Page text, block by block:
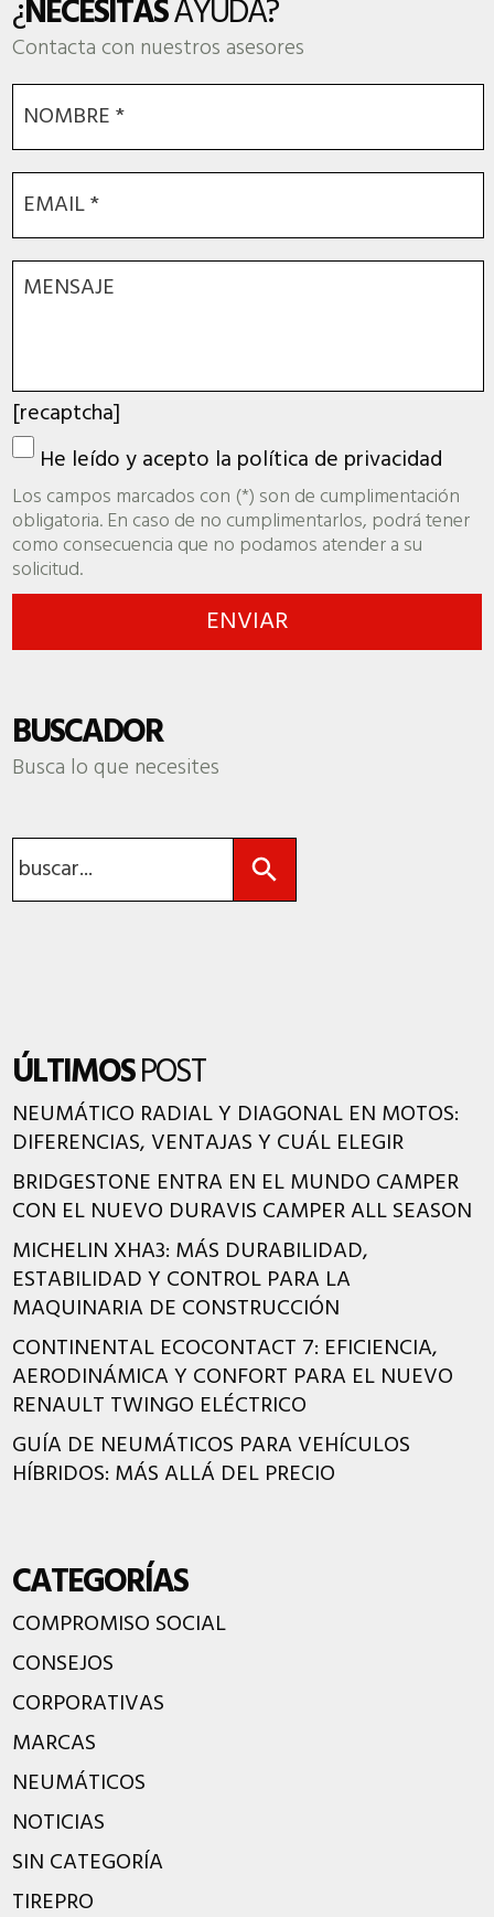
¿NECESITASAYUDA?
Contacta con nuestros asesores
[recaptcha]
He leído y acepto la política de privacidad
Los campos marcados con (*) son de cumplimentación
obligatoria. En caso de no cumplimentarlos, podrá tener
como consecuencia que no podamos atender a su
solicitud.
BUSCADOR
Busca lo que necesites
ÚLTIMOSPOST
NEUMÁTICO RADIAL Y DIAGONAL EN MOTOS:
DIFERENCIAS, VENTAJAS Y CUÁL ELEGIR
BRIDGESTONE ENTRA EN EL MUNDO CAMPER
CON EL NUEVO DURAVIS CAMPER ALL SEASON
MICHELIN XHA3: MÁS DURABILIDAD,
ESTABILIDAD Y CONTROL PARA LA
MAQUINARIA DE CONSTRUCCIÓN
CONTINENTAL ECOCONTACT 7: EFICIENCIA,
AERODINÁMICA Y CONFORT PARA EL NUEVO
RENAULT TWINGO ELÉCTRICO
GUÍA DE NEUMÁTICOS PARA VEHÍCULOS
HÍBRIDOS: MÁS ALLÁ DEL PRECIO
CATEGORÍAS
COMPROMISO SOCIAL
CONSEJOS
CORPORATIVAS
MARCAS
NEUMÁTICOS
NOTICIAS
SIN CATEGORÍA
TIREPRO